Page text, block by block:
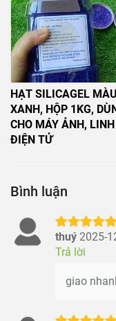
HẠT SILICAGEL MÀU
XANH, HỘP 1KG,
CHO MÁY ẢNH, LINH
ĐIỆN TỬ
Bình luận
thuý 2025-
Trả lời
giao